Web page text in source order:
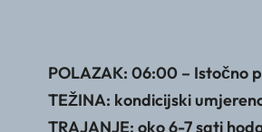
POLAZAK: 06:00 – Istočno
TEŽINA: kondicijski
TRAJANJE: oko 6-7 sati